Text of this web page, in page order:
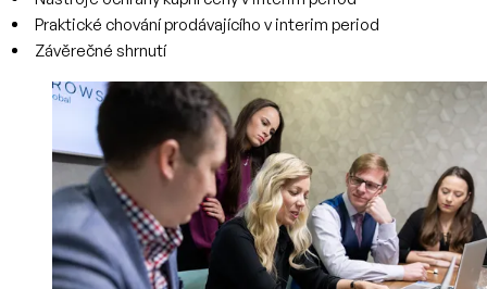
Praktické chování prodávajícího v interim period
Závěrečné shrnutí